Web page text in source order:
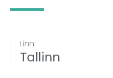
Linn:
Tallinn